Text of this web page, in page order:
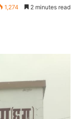
1,274 2 minutes read